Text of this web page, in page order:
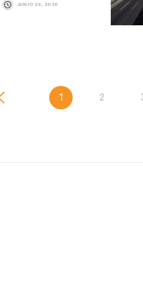
JUNIO 23, 2026
1 2